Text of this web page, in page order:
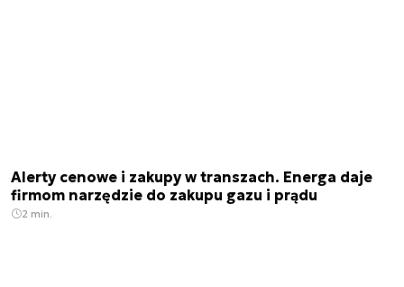
Alerty cenowe i zakupy w transzach. Energa daje
firmom narzędzie do zakupu gazu i prądu
2 min.